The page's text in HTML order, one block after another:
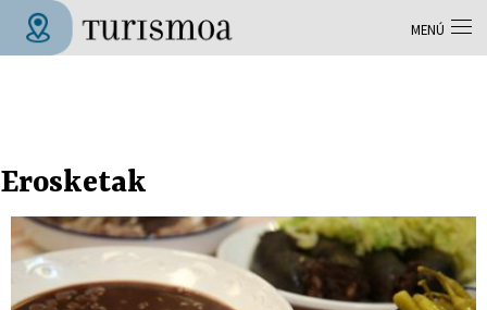
Pasar al contenido principal
Erosketak
MENÚ